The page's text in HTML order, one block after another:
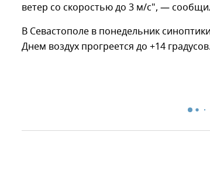
ветер со скоростью до 3 м/с", —
В Севастополе в понедельник
Днем воздух прогреется до +14 градусов.